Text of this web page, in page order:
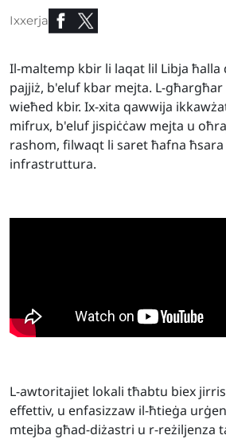
Ixxerja
Il-maltemp kbir li laqat lil Libja
pajjiż, b'eluf kbar mejta. L-
wieħed kbir. Ix-xita qawwija
mifrux, b'eluf jispiċċaw mejta u
rashom, filwaqt li saret ħafna
infrastruttura.
L-awtoritajiet lokali tħabtu biex
effettiv, u enfasizzaw il-ħtieġa
mtejba għad-diżastri u r-reżiljenza